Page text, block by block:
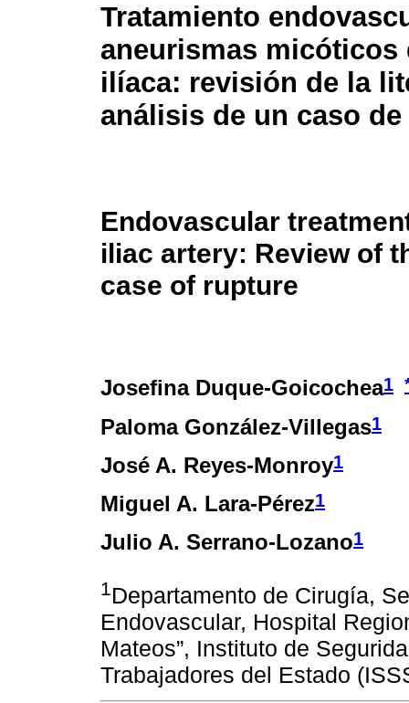
Tratamiento
aneurismas micóticos
ilíaca: revisión de la
análisis de un caso
Endovascular
iliac artery: Review of
case of rupture
Josefina Duque-Goicochea1
Paloma González-Villegas1
José A. Reyes-Monroy1
Miguel A. Lara-Pérez1
Julio A. Serrano-Lozano1
1Departamento de Cirugía,
Endovascular, Hospital
Mateos”, Instituto de
Trabajadores del Estado